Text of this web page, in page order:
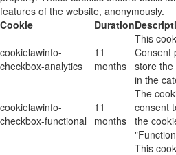
features of the website, anonymously.
Cookie
Duration
cookielawinfo-
checkbox-analytics
11
months
This
Consent
store
in the
cookielawinfo-
checkbox-functional
11
months
The
consent
the
This